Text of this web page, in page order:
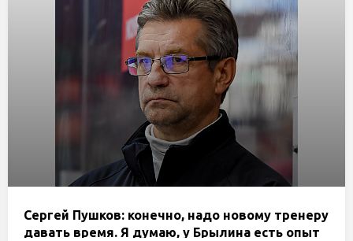
Сергей Пушков: конечно, надо новому тренеру
давать время. Я думаю, у Брылина есть опыт